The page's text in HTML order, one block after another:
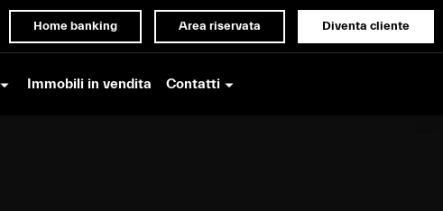
Home banking Area riservata Diventa cliente
Immobili in vendita Contatti